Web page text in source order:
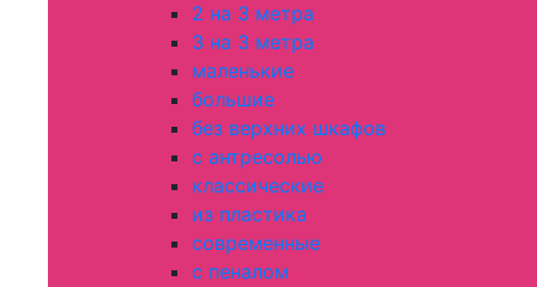
2 на 3 метра
3 на 3 метра
маленькие
большие
без верхних шкафов
с антресолью
классические
из пластика
современные
с пеналом